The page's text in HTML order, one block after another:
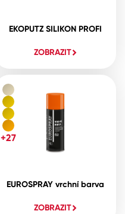
EKOPUTZ SILIKON PROFI
ZOBRAZIT
EUROSPRAY vrchní barva
ZOBRAZIT
+27